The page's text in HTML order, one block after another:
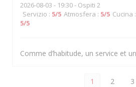
2026-08-03 - 19:30 - Ospiti 2
Servizio : 5/5 Atmosfera : 5/5 Cucina :
5/5
Comme d’habitude, un service et
1 2 3